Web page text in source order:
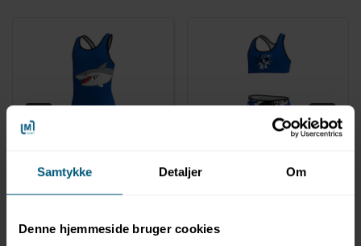
Samtykke Detaljer Om
Denne hjemmeside bruger cookies
Sharky | BECO Sealife®
BECO Sealife®